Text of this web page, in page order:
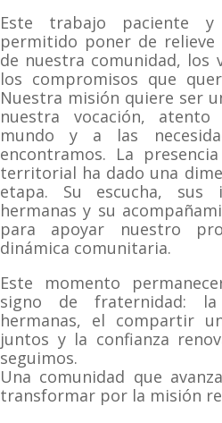
Este trabajo paciente
permitido poner de relieve
de nuestra comunidad, los
los compromisos que
Nuestra misión quiere ser
nuestra vocación,
mundo y a las
encontramos. La
territorial ha dado una
etapa. Su escucha, sus
hermanas y su
para apoyar nuestro
dinámica comunitaria.
Este momento
signo de fraternidad:
hermanas, el compartir
juntos y la confianza
seguimos.
Una comunidad que
transformar por la misión